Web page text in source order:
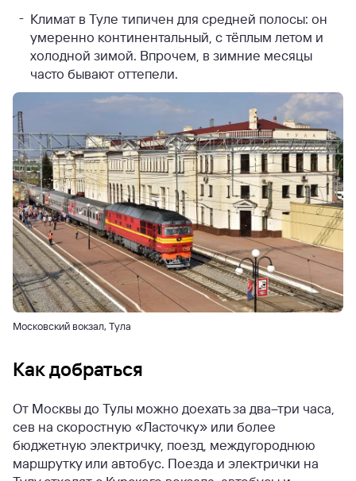
Климат в Туле типичен для средней полосы: он
умеренно континентальный, с тёплым летом и
холодной зимой. Впрочем, в зимние месяцы
часто бывают оттепели.
Московский вокзал, Тула
Как добраться
От Москвы до Тулы можно доехать за два–три часа,
сев на скоростную «Ласточку» или более
бюджетную электричку, поезд, междугороднюю
маршрутку или автобус. Поезда и электрички на